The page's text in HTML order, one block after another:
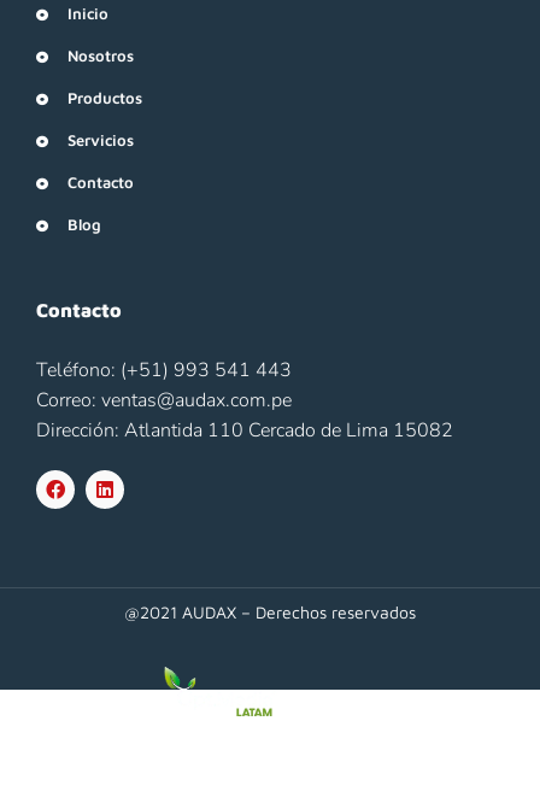
Inicio
Nosotros
Productos
Servicios
Contacto
Blog
Contacto
Teléfono: (+51) 993 541 443
Correo: ventas@audax.com.pe
Dirección: Atlantida 110 Cercado de Lima 15082
@2021 AUDAX – Derechos reservados